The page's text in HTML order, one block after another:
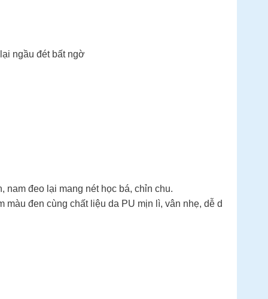
ngầu đét bất ngờ
đeo lại mang nét học bá, chỉn chu.
đen cùng chất liệu da PU mịn lì, vân nhẹ, dễ d